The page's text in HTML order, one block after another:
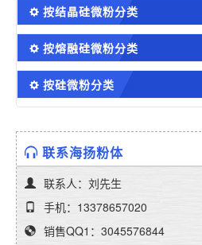
按结晶硅微粉分类
按熔融硅微粉分类
按硅微粉分类
联系海扬粉体
联系人：刘先生
手机：13378657020
销售QQ1：3045576844